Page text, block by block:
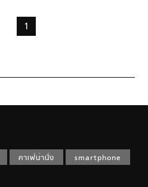
1
คาเฟ่น่านั่ง
smartphone